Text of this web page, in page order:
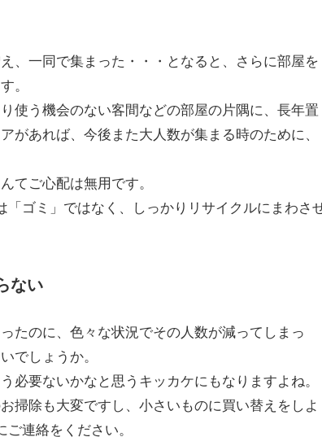
、一同で集まった・・・となると、さらに部屋を
。
使う機会のない客間などの部屋の片隅に、長年置
があれば、今後また大人数が集まる時のために、
てご心配は無用です。
「ゴミ」ではなく、しっかりリサイクルにまわさ
ない
たのに、色々な状況でその人数が減ってしまっ
でしょうか。
必要ないかなと思うキッカケにもなりますよね。
掃除も大変ですし、小さいものに買い替えをしよ
連絡をください。